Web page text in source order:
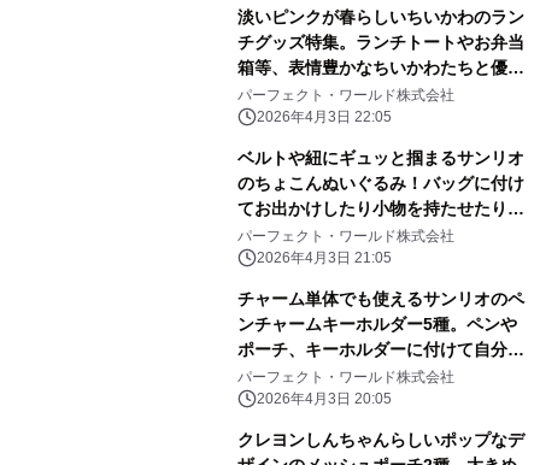
淡いピンクが春らしいちいかわのラン
チグッズ特集。ランチトートやお弁当
箱等、表情豊かなちいかわたちと優し
いピンク色に心和む
パーフェクト・ワールド株式会社
2026年4月3日 22:05
ベルトや紐にギュッと掴まるサンリオ
のちょこんぬいぐるみ！バッグに付け
てお出かけしたり小物を持たせたりと
自由に楽しめる！
パーフェクト・ワールド株式会社
2026年4月3日 21:05
チャーム単体でも使えるサンリオのペ
ンチャームキーホルダー5種。ペンや
ポーチ、キーホルダーに付けて自分だ
けのアレンジしよう
パーフェクト・ワールド株式会社
2026年4月3日 20:05
クレヨンしんちゃんらしいポップなデ